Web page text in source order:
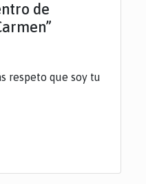
de
respeto que soy tu